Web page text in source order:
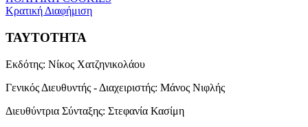
Κρατική Διαφήμιση
ΤΑΥΤΟΤΗΤΑ
Εκδότης: Νίκος Χατζηνικολάου
Γενικός Διευθυντής - Διαχειριστής: Μάνος Νιφλής
Διευθύντρια Σύνταξης: Στεφανία Κασίμη